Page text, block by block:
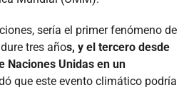
sería el primer fenómeno de
tres años, y el tercero desde
Naciones Unidas en un
que este evento climático podría